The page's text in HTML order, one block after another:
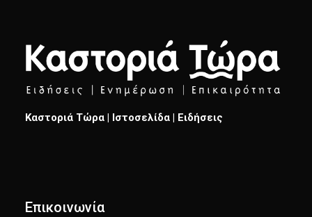
Καστοριά Τώρα | Ιστοσελίδα | Ειδήσεις
Επικοινωνία